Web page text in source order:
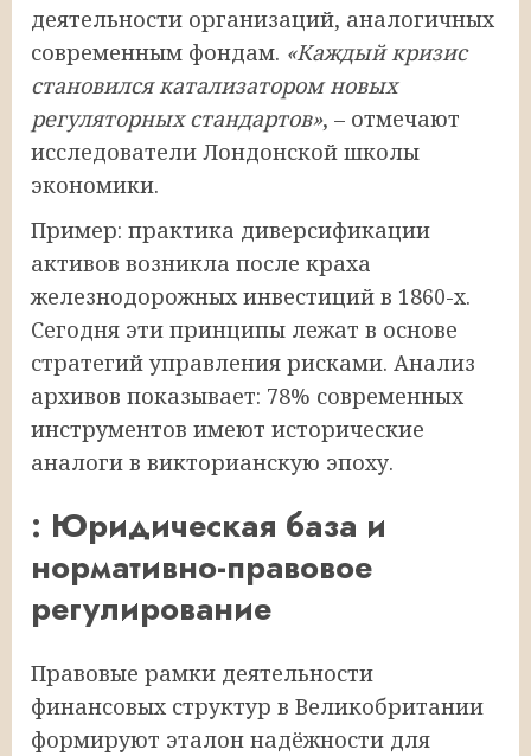
деятельности организаций, аналогичных
современным фондам. «Каждый кризис
становился катализатором новых
регуляторных стандартов», – отмечают
исследователи Лондонской школы
экономики.
Пример: практика диверсификации
активов возникла после краха
железнодорожных инвестиций в 1860-х.
Сегодня эти принципы лежат в основе
стратегий управления рисками. Анализ
архивов показывает: 78% современных
инструментов имеют исторические
аналоги в викторианскую эпоху.
: Юридическая база и
нормативно-правовое
регулирование
Правовые рамки деятельности
финансовых структур в Великобритании
формируют эталон надёжности для